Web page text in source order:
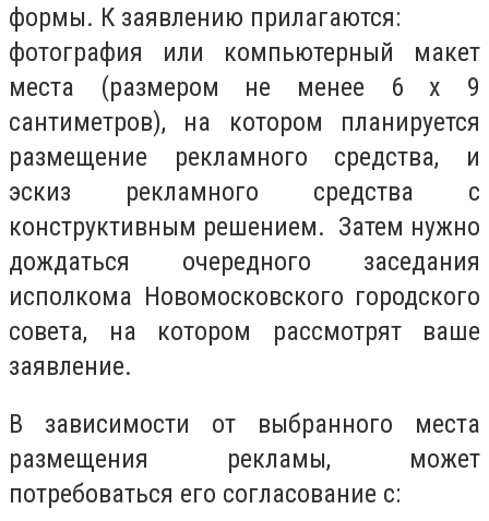
формы. К заявлению прилагаются:
фотография или компьютерный макет
места (размером не менее 6 х 9
сантиметров), на котором планируется
размещение рекламного средства, и
эскиз рекламного средства с
конструктивным решением. Затем нужно
дождаться очередного заседания
исполкома Новомосковского городского
совета, на котором рассмотрят ваше
заявление.
В зависимости от выбранного места
размещения рекламы, может
потребоваться его согласование с: